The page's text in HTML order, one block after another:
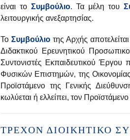
είναι το Συμβούλιο. Τα μέλη του
λειτουργικής ανεξαρτησίας.
ΤοΣυμβούλιο της Αρχής
Διδακτικού Ερευνητικού
Συντονιστές Εκπαιδευτικού
Φυσικών Επιστημών, της
Προϊστάμενο της Γενικής
κωλύεται ή ελλείπει, τον
ΤΡΈΧΟΝ ΔΙΟΙΚΗΤΙΚΌ